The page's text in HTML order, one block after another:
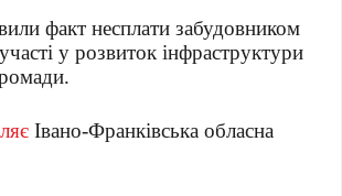
факт несплати забудовником
у розвиток інфраструктури
Івано-Франківська обласна